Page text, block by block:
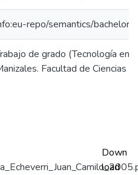
repo/semantics/
de grado (Tecnología en
Facultad de Ciencias
Down
load